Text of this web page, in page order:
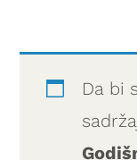
Da bi